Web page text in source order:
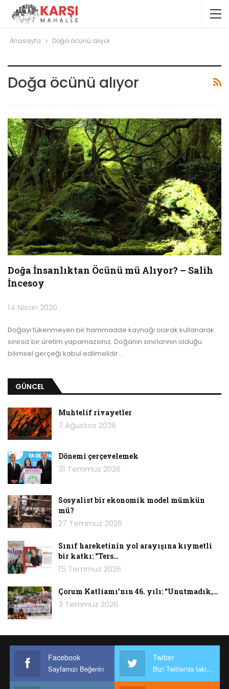
Anasayfa Doğa öcünü alıyor
Doğa öcünü alıyor
Doğa İnsanlıktan Öcünü mü Alıyor? – Salih
İncesoy
14 Nisan 2020
Doğayı tükenmeyen bir hammadde kaynağı olarak kullanarak
sınırsız bir üretim yapamazsınız. Doğanın sınırlarının olduğu
bilimsel gerçeği kabul edilmelidir.…
GÜNCEL
Muhtelif rivayetler
7 Ağustos 2026
Dönemi çerçevelemek
31 Temmuz 2026
Sosyalist bir ekonomik model mümkün
mü?
27 Temmuz 2026
Sınıf hareketinin yol arayışına kıymetli
bir katkı: “Ters…
15 Temmuz 2026
Çorum Katliamı’nın 46. yılı: “Unutmadık,…
3 Temmuz 2026
Facebook
Sayfamızı Beğenin
Twitter
Bizi Twitter'da takip edin